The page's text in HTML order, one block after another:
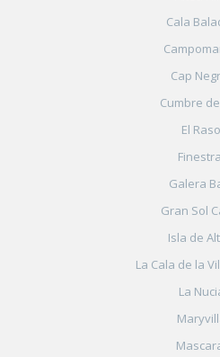
Cala
Cap
Cumbre
El Raso
Galera
Gran Sol
Isla de
La Cala de la
La